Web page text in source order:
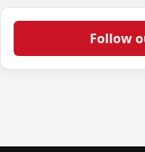
Follow